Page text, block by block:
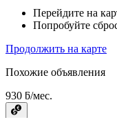
Перейдите на
Попробуйте
Продолжить на карте
Похожие объявления
930 ƃ/мес.